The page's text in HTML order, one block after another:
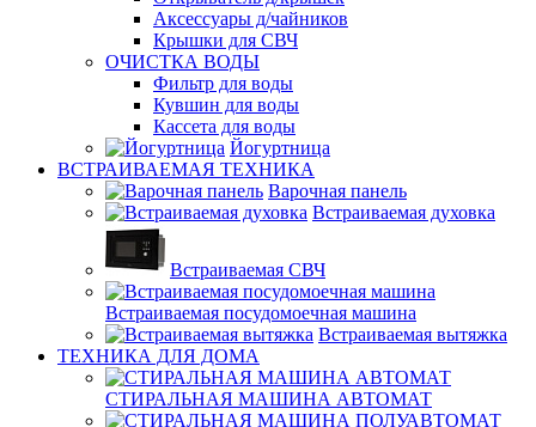
Аксессуары д/чайников
Крышки для СВЧ
ОЧИСТКА ВОДЫ
Фильтр для воды
Кувшин для воды
Кассета для воды
Йогуртница
ВСТРАИВАЕМАЯ ТЕХНИКА
Варочная панель
Встраиваемая духовка
Встраиваемая СВЧ
Встраиваемая посудомоечная машина
Встраиваемая вытяжка
ТЕХНИКА ДЛЯ ДОМА
СТИРАЛЬНАЯ МАШИНА АВТОМАТ